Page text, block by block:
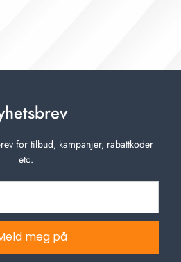
for tilbud, kampanjer, rabattkoder
etc.
meg på